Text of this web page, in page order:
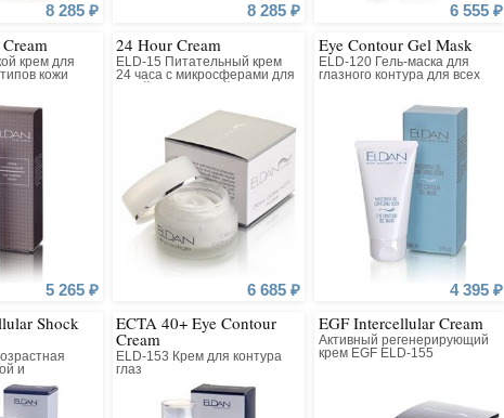
8 285 ₽ 8 285 ₽ 6 555 ₽
крем для
кожи
5 265 ₽
24 Hour Cream
ELD-15 Питательный крем
24 часа с микросферами для
6 685 ₽
Eye Contour Gel Mask
ELD-120 Гель-маска для
глазного контура для всех
4 395 ₽
Shock
и
ECTA 40+ Eye Contour
Cream
ELD-153 Крем для контура
глаз
EGF Intercellular Cream
Активный регенерирующий
крем EGF ELD-155